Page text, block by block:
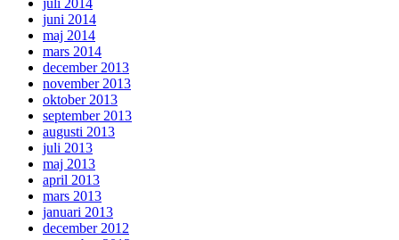
juli 2014
juni 2014
maj 2014
mars 2014
december 2013
november 2013
oktober 2013
september 2013
augusti 2013
juli 2013
maj 2013
april 2013
mars 2013
januari 2013
december 2012